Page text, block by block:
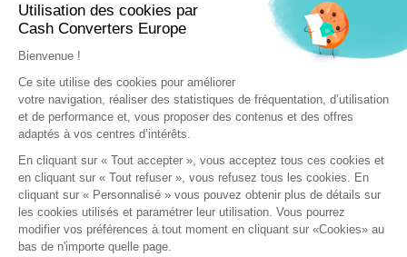
À propos
Recrutement
Trouvez un magasin
Rejoindre l'aventure
DEVENIR FRANCHISÉ